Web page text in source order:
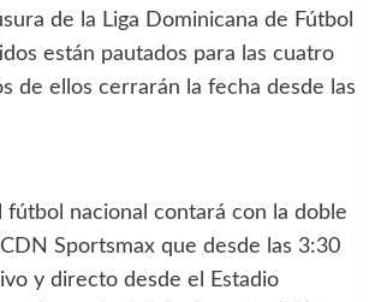
de la Liga Dominicana de Fútbol
están pautados para las cuatro
de ellos cerrarán la fecha desde las
fútbol nacional contará con la doble
Sportsmax que desde las 3:30
y directo desde el Estadio